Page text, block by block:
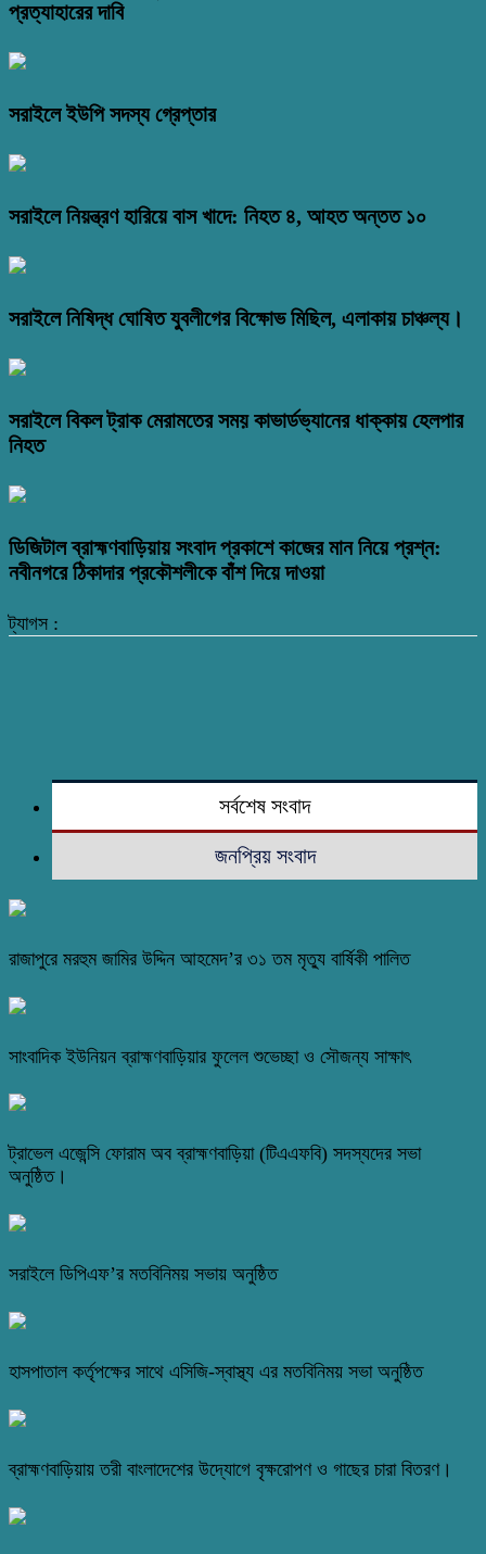
প্রত্যাহারের দাবি
সরাইলে ইউপি সদস্য গ্রেপ্তার
সরাইলে নিয়ন্ত্রণ হারিয়ে বাস খাদে: নিহত ৪, আহত অন্তত ১০
সরাইলে নিষিদ্ধ ঘোষিত যুবলীগের বিক্ষোভ মিছিল, এলাকায় চাঞ্চল্য।
সরাইলে বিকল ট্রাক মেরামতের সময় কাভার্ডভ্যানের ধাক্কায় হেলপার
নিহত
ডিজিটাল ব্রাহ্মণবাড়িয়ায় সংবাদ প্রকাশে কাজের মান নিয়ে প্রশ্ন:
নবীনগরে ঠিকাদার প্রকৌশলীকে বাঁশ দিয়ে দাওয়া
ট্যাগস :
সর্বশেষ সংবাদ
জনপ্রিয় সংবাদ
রাজাপুরে মরহুম জামির উদ্দিন আহমেদ’র ৩১ তম মৃত্যু বার্ষিকী পালিত
সাংবাদিক ইউনিয়ন ব্রাহ্মণবাড়িয়ার ফুলেল শুভেচ্ছা ও সৌজন্য সাক্ষাৎ
ট্রাভেল এজেন্সি ফোরাম অব ব্রাহ্মণবাড়িয়া (টিএএফবি) সদস্যদের সভা
অনুষ্ঠিত।
সরাইলে ডিপিএফ’র মতবিনিময় সভায় অনুষ্ঠিত
হাসপাতাল কর্তৃপক্ষের সাথে এসিজি-স্বাস্থ্য এর মতবিনিময় সভা অনুষ্ঠিত
ব্রাহ্মণবাড়িয়ায় তরী বাংলাদেশের উদ্যোগে বৃক্ষরোপণ ও গাছের চারা বিতরণ।